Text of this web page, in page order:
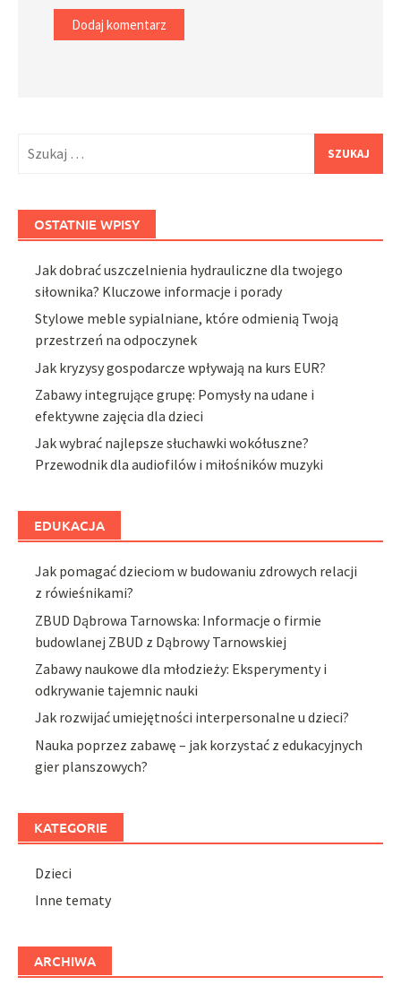
OSTATNIE WPISY
Jak dobrać uszczelnienia hydrauliczne dla twojego
siłownika? Kluczowe informacje i porady
Stylowe meble sypialniane, które odmienią Twoją
przestrzeń na odpoczynek
Jak kryzysy gospodarcze wpływają na kurs EUR?
Zabawy integrujące grupę: Pomysły na udane i
efektywne zajęcia dla dzieci
Jak wybrać najlepsze słuchawki wokółuszne?
Przewodnik dla audiofilów i miłośników muzyki
EDUKACJA
Jak pomagać dzieciom w budowaniu zdrowych relacji
z rówieśnikami?
ZBUD Dąbrowa Tarnowska: Informacje o firmie
budowlanej ZBUD z Dąbrowy Tarnowskiej
Zabawy naukowe dla młodzieży: Eksperymenty i
odkrywanie tajemnic nauki
Jak rozwijać umiejętności interpersonalne u dzieci?
Nauka poprzez zabawę – jak korzystać z edukacyjnych
gier planszowych?
KATEGORIE
Dzieci
Inne tematy
ARCHIWA